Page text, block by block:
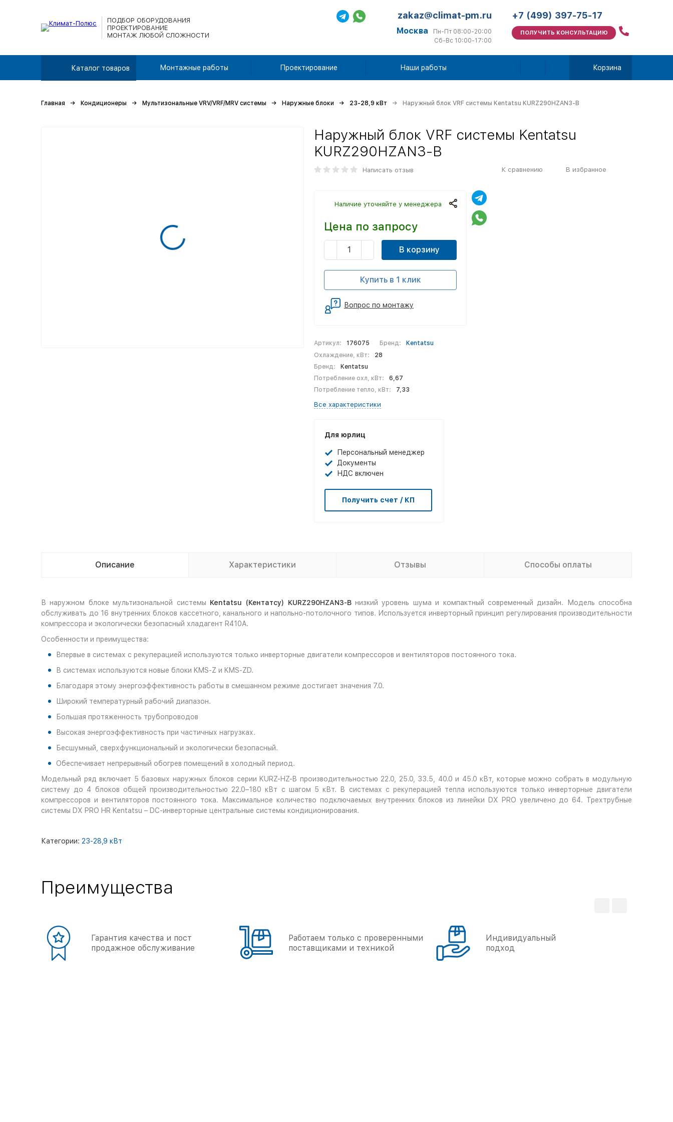
ПОДБОР ОБОРУДОВАНИЯ
ПРОЕКТИРОВАНИЕ
МОНТАЖ ЛЮБОЙ СЛОЖНОСТИ
zakaz@climat-pm.ru
Москва
Пн-Пт 08:00-20:00
Сб-Вс 10:00-17:00
+7 (499) 397-75-17
ПОЛУЧИТЬ КОНСУЛЬТАЦИЮ
Каталог товаров Монтажные работы Проектирование Наши работы Корзина
Главная Кондиционеры Мультизональные VRV/VRF/MRV системы Наружные блоки 23-28,9 кВт Наружный блок VRF системы Kentatsu KURZ290HZAN3-B
Наружный блок VRF системы Kentatsu
KURZ290HZAN3-B
Написать отзыв К сравнению В избранное
Артикул: 176075 Бренд:
Kentatsu
Охлаждение, кВт:
28
Бренд:
Kentatsu
Потребление охл, кВт:
6,67
Потребление тепло, кВт:
7,33
Все характеристики
Для юрлиц
Персональный менеджер
Документы
НДС включен
Получить счет / КП
Наличие уточняйте у менеджера
Цена по запросу
В корзину
Купить в 1 клик
Вопрос по монтажу
Описание Характеристики Отзывы Способы оплаты
В наружном блоке мультизональной системы Kentatsu (Кентатсу) KURZ290HZAN3-Bнизкий уровень шума и компактный современный дизайн. Модель способна
обслуживать до 16 внутренних блоков кассетного, канального и напольно-потолочного типов. Используется инверторный принцип регулирования производительности
компрессора и экологически безопасный хладагент R410A.
Особенности и преимущества:
Впервые в системах с рекуперацией используются только инверторные двигатели компрессоров и вентиляторов постоянного тока.
В системах используются новые блоки KMS-Z и KMS-ZD.
Благодаря этому энергоэффективность работы в смешанном режиме достигает значения 7.0.
Широкий температурный рабочий диапазон.
Большая протяженность трубопроводов
Высокая энергоэффективность при частичных нагрузках.
Бесшумный, сверхфункциональный и экологически безопасный.
Обеспечивает непрерывный обогрев помещений в холодный период.
Модельный ряд включает 5 базовых наружных блоков серии KURZ-HZ-B производительностью 22.0, 25.0, 33.5, 40.0 и 45.0 кВт, которые можно собрать в модульную
систему до 4 блоков общей производительностью 22.0–180 кВт с шагом 5 кВт. В системах с рекуперацией тепла используются только инверторные двигатели
компрессоров и вентиляторов постоянного тока. Максимальное количество подключаемых внутренних блоков из линейки DX PRO увеличено до 64. Трехтрубные
системы DX PRO HR Kentatsu – DC-инверторные центральные системы кондиционирования.
Категории: 23-28,9 кВт
Преимущества
Гарантия качества и пост
продажное обслуживание
Работаем только с проверенными
поставщиками и техникой
Индивидуальный
подход